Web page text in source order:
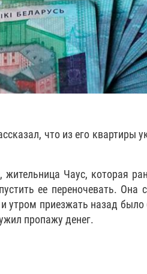
что из его квартиры
жительница Чаус, которая
ее переночевать. Она
утром приезжать назад
пропажу денег.